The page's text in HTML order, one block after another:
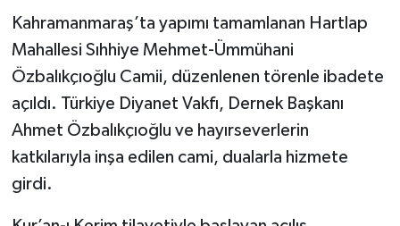
Kahramanmaraş’ta yapımı tamamlanan Hartlap
Mahallesi Sıhhiye Mehmet-Ümmühani
Özbalıkçıoğlu Camii, düzenlenen törenle ibadete
açıldı. Türkiye Diyanet Vakfı, Dernek Başkanı
Ahmet Özbalıkçıoğlu ve hayırseverlerin
katkılarıyla inşa edilen cami, dualarla hizmete
girdi.